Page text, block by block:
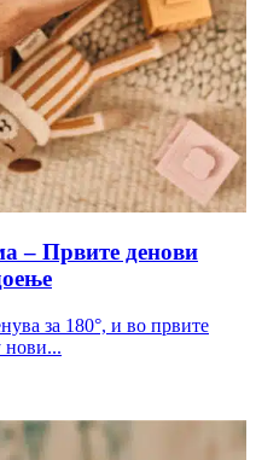
– Првите денови
за 180°, и во првите
нови...